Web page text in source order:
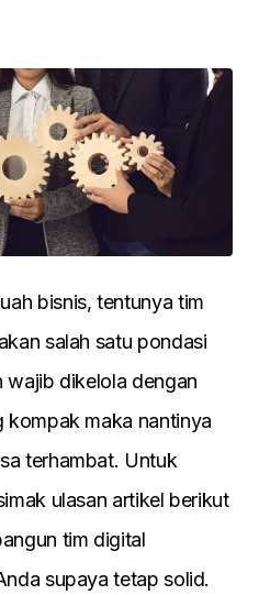
bisnis, tentunya tim
salah satu pondasi
dikelola dengan
kompak maka nantinya
terhambat. Untuk
ulasan artikel berikut
tim digital
supaya tetap solid.